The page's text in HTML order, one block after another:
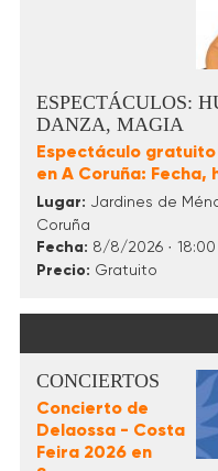
ESPECTÁCULOS:
DANZA, MAGIA
Espectáculo
en A Coruña: Fecha,
Lugar: Jardines de
Coruña
Fecha: 8/8/2026 ·
Precio: Gratuito
CONCIERTOS
Concierto de
Delaossa - Costa
Feira 2026 en